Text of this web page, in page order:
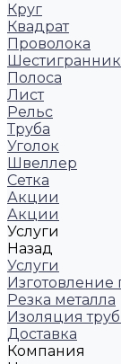
Круг
Квадрат
Проволока
Шестигранник
Полоса
Лист
Рельс
Труба
Уголок
Швеллер
Сетка
Акции
Акции
Услуги
Назад
Услуги
Резка металла
Изоляция
Доставка
Компания